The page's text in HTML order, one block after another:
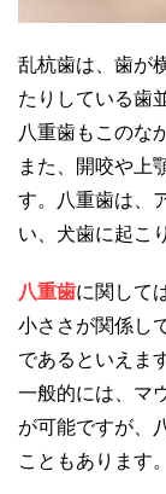
乱杭歯は、歯が
たりしている歯
八重歯もこのな
また、開咬や上
す。八重歯は、
い、犬歯に起こ
八重歯に関して
小ささが関係し
であるといえます
一般的には、マ
が可能ですが、
こともあります。